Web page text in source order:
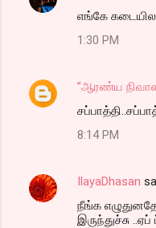
எங்கே
1:30 PM
”ஆரண்ய
8:14 PM
IlayaDhasan
நீங்க எழுதுனதே
இருந்துச்சு